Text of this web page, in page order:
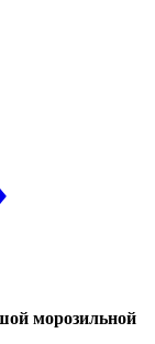
морозильной